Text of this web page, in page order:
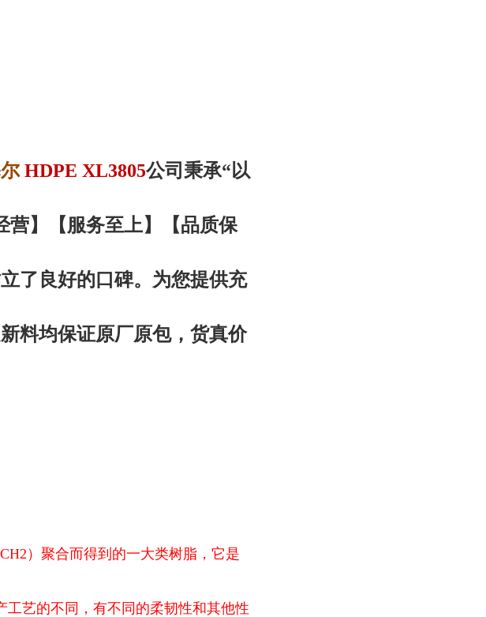
HDPE XL3805公司秉承“以
营】【服务至上】【品质保
了良好的口碑。为您提供充
料均保证原厂原包，货真价
）聚合而得到的一大类树脂，它是
艺的不同，有不同的柔韧性和其他性